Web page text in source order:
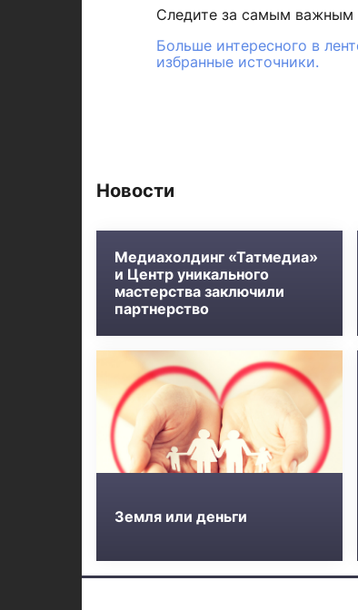
Следите за самым важным
Больше интересного в
избранные источники.
Новости
Медиахолдинг «Татмедиа»
и Центр уникального
мастерства заключили
партнерство
Земля или деньги